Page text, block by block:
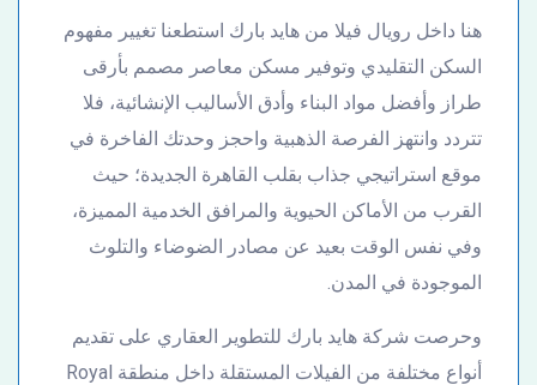
هنا داخل رويال فيلا من هايد بارك استطعنا تغيير مفهوم
السكن التقليدي وتوفير مسكن معاصر مصمم بأرقى
طراز وأفضل مواد البناء وأدق الأساليب الإنشائية، فلا
تتردد وانتهز الفرصة الذهبية واحجز وحدتك الفاخرة في
موقع استراتيجي جذاب بقلب القاهرة الجديدة؛ حيث
القرب من الأماكن الحيوية والمرافق الخدمية المميزة،
وفي نفس الوقت بعيد عن مصادر الضوضاء والتلوث
الموجودة في المدن.
وحرصت شركة هايد بارك للتطوير العقاري على تقديم
أنواع مختلفة من الفيلات المستقلة داخل منطقة Royal